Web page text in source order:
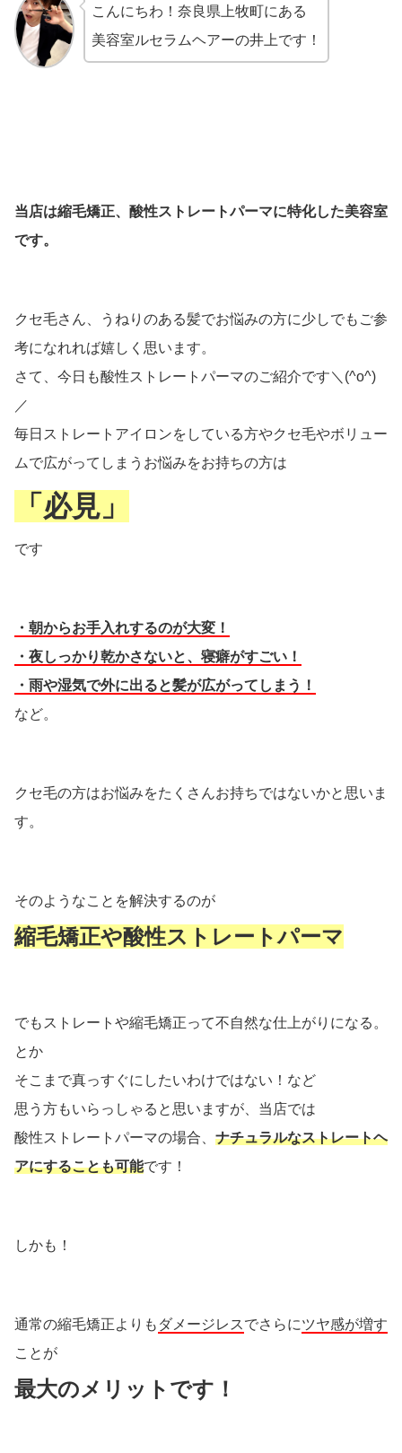
こんにちわ！奈良県上牧町にある
美容室ルセラムヘアーの井上です！
当店は縮毛矯正、酸性ストレートパーマに特化した美容室
です。
クセ毛さん、うねりのある髪でお悩みの方に少しでもご参
考になれれば嬉しく思います。
さて、今日も酸性ストレートパーマのご紹介です＼(^o^)
／
毎日ストレートアイロンをしている方やクセ毛やボリュー
ムで広がってしまうお悩みをお持ちの方は
「必見」
です
・朝からお手入れするのが大変！
・夜しっかり乾かさないと、寝癖がすごい！
・雨や湿気で外に出ると髪が広がってしまう！
など。
クセ毛の方はお悩みをたくさんお持ちではないかと思いま
す。
そのようなことを解決するのが
縮毛矯正や酸性ストレートパーマ
でもストレートや縮毛矯正って不自然な仕上がりになる。
とか
そこまで真っすぐにしたいわけではない！など
思う方もいらっしゃると思いますが、当店では
酸性ストレートパーマの場合、 ナチュラルなストレートヘ
アにすることも可能です！
しかも！
通常の縮毛矯正よりも ダメージレスでさらにツヤ感が増す
ことが
最大のメリットです！